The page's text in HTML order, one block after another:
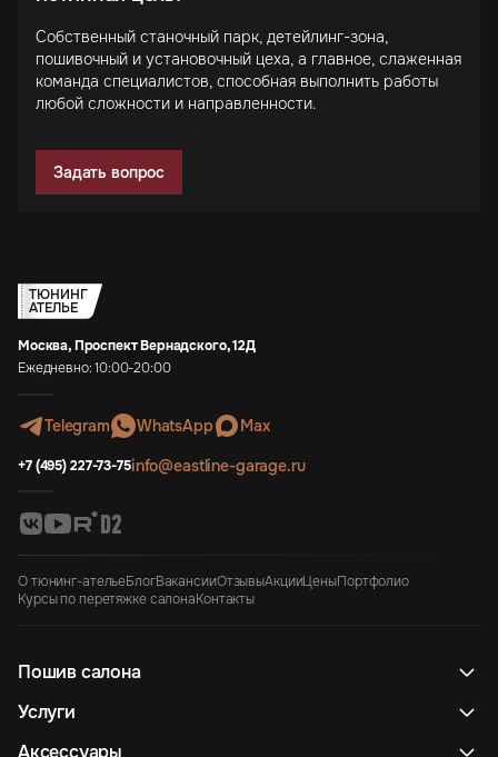
Собственный станочный парк, детейлинг-зона,
пошивочный и установочный цеха, а главное, слаженная
команда специалистов, способная выполнить работы
любой сложности и направленности.
Задать вопрос
ТЮНИНГ
АТЕЛЬЕ
Москва, Проспект Вернадского, 12Д
Ежедневно: 10:00-20:00
Telegram WhatsApp Max
+7 (495) 227-73-75info@eastline-garage.ru
О тюнинг-ательеБлогВакансииОтзывыАкцииЦеныПортфолио
Курсы по перетяжке салонаКонтакты
Пошив салона
Услуги
Аксессуары